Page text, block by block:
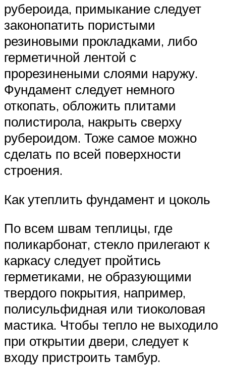
рубероида, примыкание следует
законопатить пористыми
резиновыми прокладками, либо
герметичной лентой с
прорезинеными слоями наружу.
Фундамент следует немного
откопать, обложить плитами
полистирола, накрыть сверху
рубероидом. Тоже самое можно
сделать по всей поверхности
строения.
Как утеплить фундамент и цоколь
По всем швам теплицы, где
поликарбонат, стекло прилегают к
каркасу следует пройтись
герметиками, не образующими
твердого покрытия, например,
полисульфидная или тиоколовая
мастика. Чтобы тепло не выходило
при открытии двери, следует к
входу пристроить тамбур.